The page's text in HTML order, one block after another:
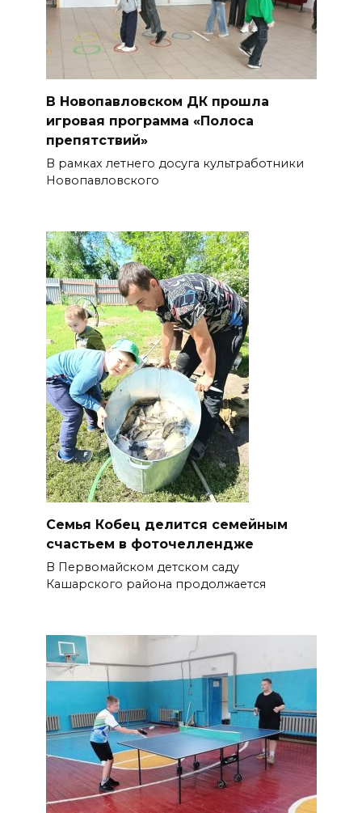
В Новопавловском ДК прошла
игровая программа «Полоса
препятствий»
В рамках летнего досуга культработники
Новопавловского
Семья Кобец делится семейным
счастьем в фоточеллендже
В Первомайском детском саду
Кашарского района продолжается